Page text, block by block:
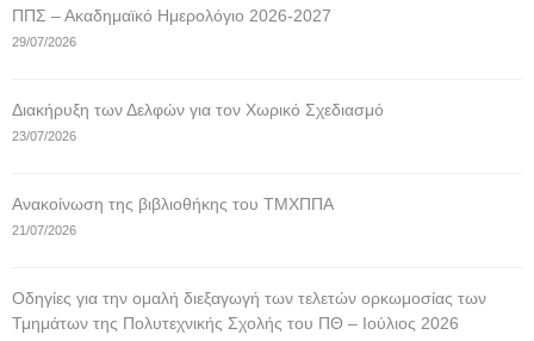
ΠΠΣ – Ακαδημαϊκό Ημερολόγιο 2026-2027
29/07/2026
Διακήρυξη των Δελφών για τον Χωρικό Σχεδιασμό
23/07/2026
Ανακοίνωση της βιβλιοθήκης του ΤΜΧΠΠΑ
21/07/2026
Οδηγίες για την ομαλή διεξαγωγή των τελετών ορκωμοσίας των
Τμημάτων της Πολυτεχνικής Σχολής του ΠΘ – Ιούλιος 2026